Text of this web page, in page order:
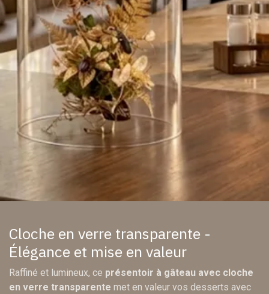
Cloche en verre transparente -
Élégance et mise en valeur
Raffiné et lumineux, ce présentoir à gâteau avec cloche
en verre transparente met en valeur vos desserts avec